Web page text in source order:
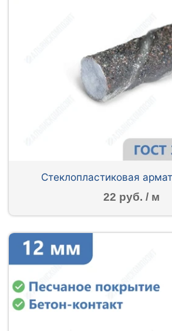
Стеклопластиковая
22 руб. / м